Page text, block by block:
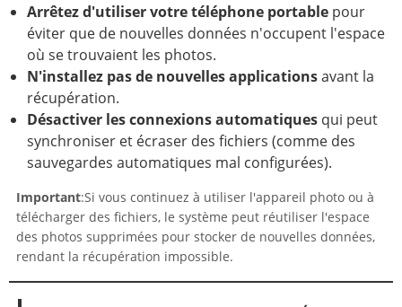
Arrêtez d'utiliser votre téléphone portable pour
éviter que de nouvelles données n'occupent l'espace
où se trouvaient les photos.
N'installez pas de nouvelles applicationsavant la
récupération.
Désactiver les connexions automatiques qui peut
synchroniser et écraser des fichiers (comme des
sauvegardes automatiques mal configurées).
Important:Si vous continuez à utiliser l'appareil photo ou à
télécharger des fichiers, le système peut réutiliser l'espace
des photos supprimées pour stocker de nouvelles données,
rendant la récupération impossible.